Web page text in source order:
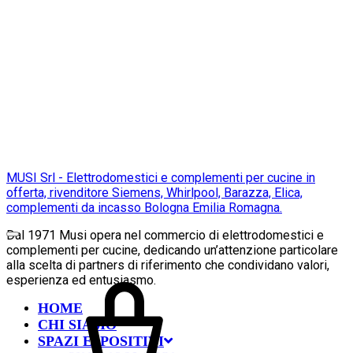
MUSI Srl - Elettrodomestici e complementi per cucine in
offerta, rivenditore Siemens, Whirlpool, Barazza, Elica,
complementi da incasso Bologna Emilia Romagna.
Dal 1971 Musi opera nel commercio di elettrodomestici e
complementi per cucine, dedicando un’attenzione particolare
alla scelta di partners di riferimento che condividano valori,
esperienza ed entusiasmo.
HOME
CHI SIAMO
SPAZI ESPOSITIVI